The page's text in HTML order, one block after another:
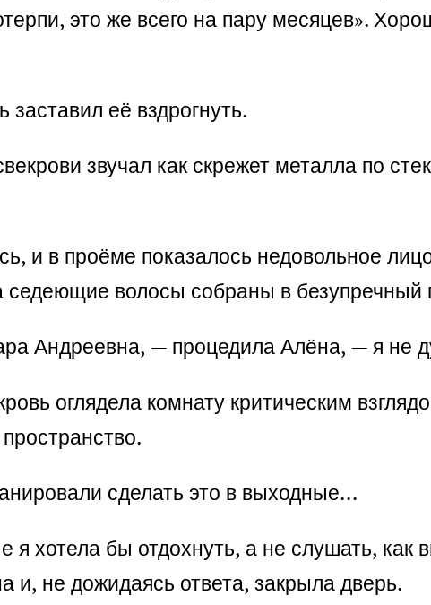
это же всего на пару месяцев».
заставил её вздрогнуть.
звучал как скрежет металла по
и в проёме показалось недовольное
волосы собраны в безупречный
Андреевна, — процедила Алёна, — я не
оглядела комнату критическим
сделать это в выходные…
хотела бы отдохнуть, а не слушать, как
и, не дожидаясь ответа, закрыла дверь.